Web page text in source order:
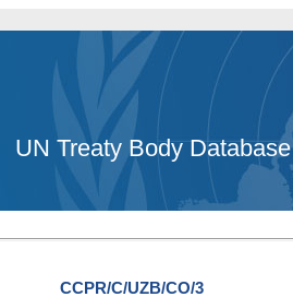
UN Treaty Body Database
CCPR/C/UZB/CO/3